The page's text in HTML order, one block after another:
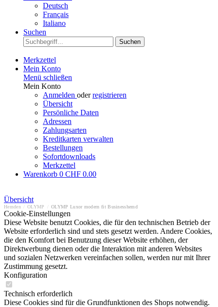
Deutsch
Français
Italiano
Suchen
Suchen
Merkzettel
Mein Konto
Menü schließen
Mein Konto
Anmelden oderregistrieren
Übersicht
Persönliche Daten
Adressen
Zahlungsarten
Kreditkarten verwalten
Bestellungen
Sofortdownloads
Merkzettel
Warenkorb 0 CHF 0.00
Übersicht
Hemden OLYMP OLYMP Luxor modern fit Businesshemd
Cookie-Einstellungen
Diese Website benutzt Cookies, die für den technischen Betrieb der
Website erforderlich sind und stets gesetzt werden. Andere Cookies,
die den Komfort bei Benutzung dieser Website erhöhen, der
Direktwerbung dienen oder die Interaktion mit anderen Websites
und sozialen Netzwerken vereinfachen sollen, werden nur mit Ihrer
Zustimmung gesetzt.
Konfiguration
Technisch erforderlich
Diese Cookies sind für die Grundfunktionen des Shops notwendig.